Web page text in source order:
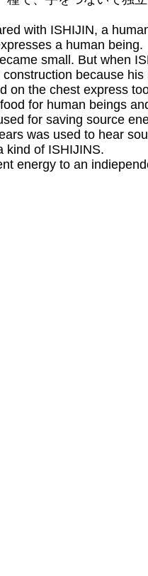
with ISHIJIN, a
a human being.
small. But when
because
on the chest express
for human beings
for saving source
was used to hear
kind of ISHIJINS.
energy to an